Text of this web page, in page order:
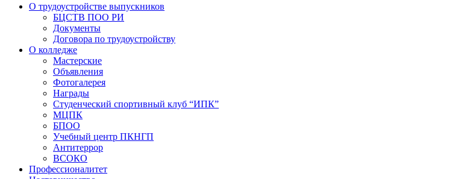
О трудоустройстве выпускников
БЦСТВ ПОО РИ
Документы
Договора по трудоустройству
О колледже
Мастерские
Объявления
Фотогалерея
Награды
Студенческий спортивный клуб “ИПК”
МЦПК
БПОО
Учебный центр ПКНГП
Антитеррор
ВСОКО
Профессионалитет